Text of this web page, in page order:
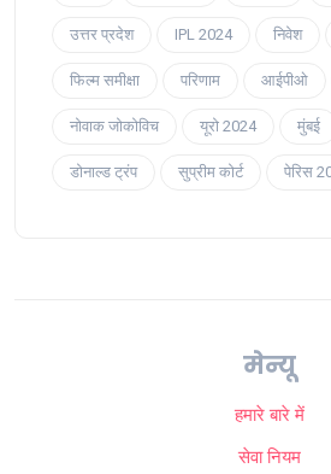
उत्तर प्रदेश IPL 2024 निवेश
फिल्म समीक्षा परिणाम आईपीओ
नोवाक जोकोविच यूरो 2024 मुंबई
डोनाल्ड ट्रंप सुप्रीम कोर्ट पेरिस
मेन्यू
हमारे बारे में
सेवा नियम